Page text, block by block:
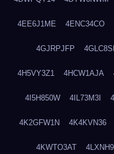
4EE6J1ME 4ENC34CO
4GJRPJFP
4H5VY3Z1 4HCW1AJA
4I5H850W 4IL73M3I
4K2GFW1N 4K4KVN36
4KWTO3AT